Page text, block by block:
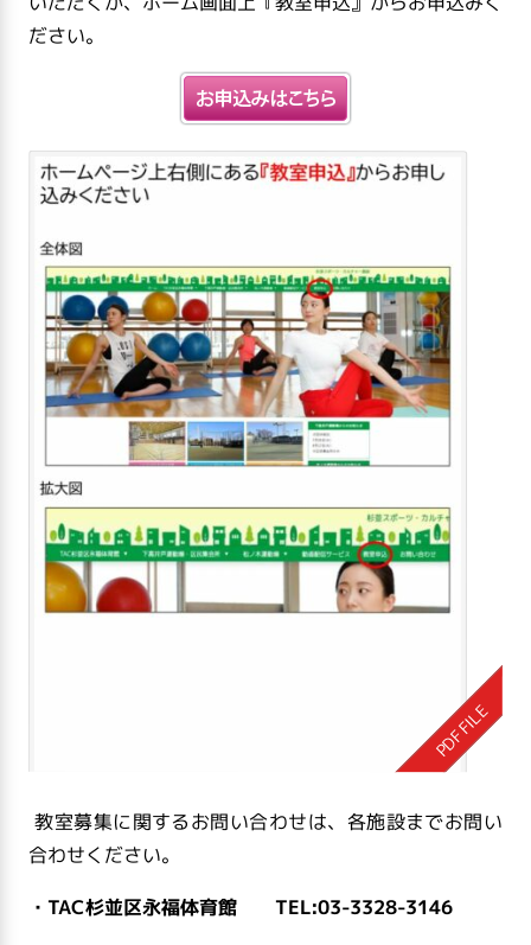
ださい。
教室募集に関するお問い合わせは、各施設までお問い
合わせください。
・TAC杉並区永福体育館 TEL:03-3328-3146